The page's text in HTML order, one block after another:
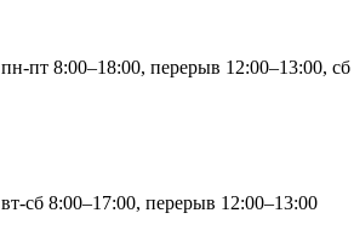
пн-пт 8:00–18:00, перерыв 12:00–13:00,
вт-сб 8:00–17:00, перерыв 12:00–13:00